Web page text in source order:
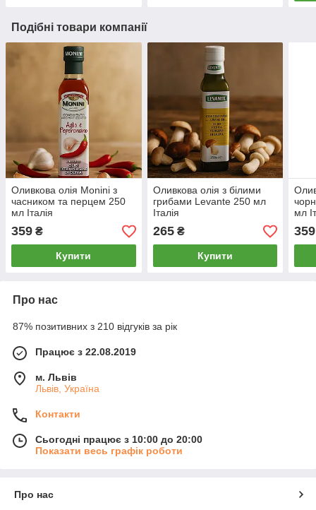
Подібні товари компанії
Оливкова олія Monini з
часником та перцем 250
мл Італія
359 ₴
Купити
Оливкова олія з білими
грибами Levante 250 мл
Італія
265₴
Купити
мл
359
Про нас
87% позитивних з 210 відгуків за рік
Працює з 22.08.2019
м. Львів
Львів, Україна
Контакти
Сьогодні працює з 10:00 до 20:00
Показати весь графік роботи
Про нас